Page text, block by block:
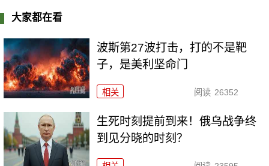
大家都在看
波斯第27波打击，打的不是靶
子，是美利坚命门
相关 阅读 26352
生死时刻提前到来！俄乌战争终
到见分晓的时刻？